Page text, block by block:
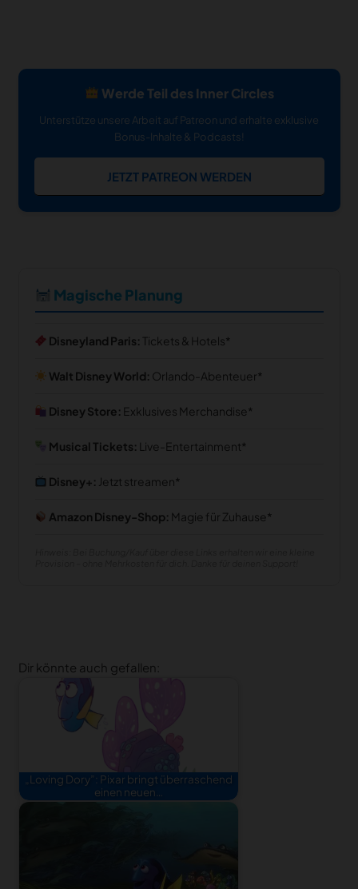
Werde Teil des Inner Circles
Unterstütze unsere Arbeit auf Patreon und erhalte exklusive
Bonus-Inhalte & Podcasts!
JETZT PATREON WERDEN
Magische Planung
Disneyland Paris: Tickets & Hotels
Walt Disney World: Orlando-Abenteuer
Disney Store: Exklusives Merchandise
Musical Tickets: Live-Entertainment
Disney+: Jetzt streamen
Amazon Disney-Shop: Magie für Zuhause
Dir könnte auch gefallen:
„Loving Dory”: Pixar bringt überraschend
einen neuen…